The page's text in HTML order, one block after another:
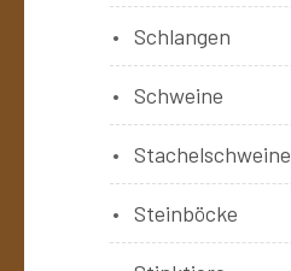
Schlangen
Schweine
Stachelschweine
Steinböcke